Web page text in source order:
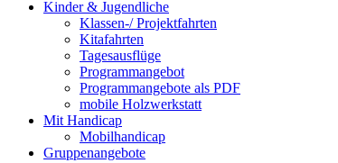
Kinder & Jugendliche
Klassen-/ Projektfahrten
Kitafahrten
Tagesausflüge
Programmangebot
Programmangebote als PDF
mobile Holzwerkstatt
Mit Handicap
Mobilhandicap
Gruppenangebote